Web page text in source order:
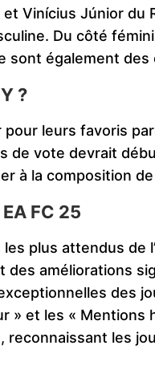
et Vinícius Júnior
Du côté
sont également
?
leurs favoris
de vote devrait
la composition de
FC 25
plus attendus de
des améliorations
des
» et les « Mentions
reconnaissant les